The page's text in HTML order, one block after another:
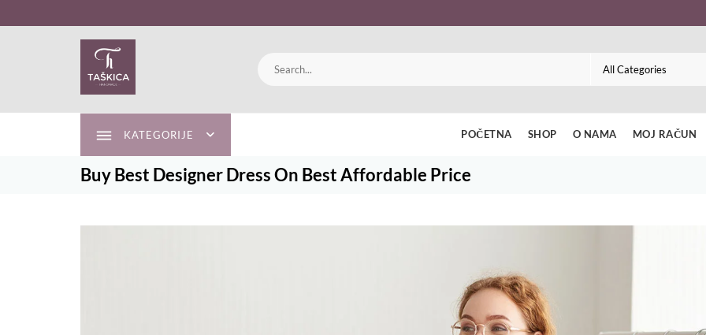
to
KATEGORIJE POČETNA SHOP O NAMA MOJ RAČUN
Buy Best Designer Dress On Best Affordable Price